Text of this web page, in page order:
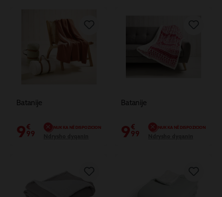
Batanije
9€
99
NUK KA NË DISPOZICION
Batanije
9€
99
NUK KA NË DISPOZICION